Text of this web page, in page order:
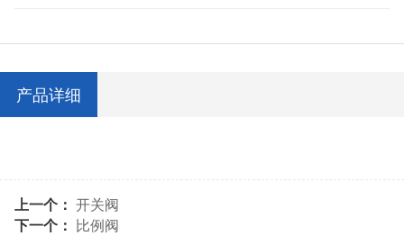
产品详细
上一个： 开关阀
下一个： 比例阀